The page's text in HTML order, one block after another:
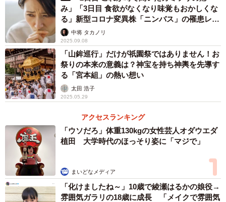
（笑）」と三浦さん。「今回のことも、いつも普段も、感
謝の気持ちでいっぱいです」
み」「3日目 食欲がなくなり味覚もおかしくな
る」新型コロナ変異株「ニンバス」の罹患レポ
ートが話題
中将 タカノリ
2025.09.08
「山鉾巡行」だけが祇園祭ではありません！お
祭りの本来の意義は？神宝を持ち神輿を先導す
る「宮本組」の熱い想い
太田 浩子
2025.05.29
アクセスランキング
「ウソだろ」体重130kgの女性芸人オダウエダ
植田 大学時代のほっそり姿に「マジで」
まいどなメディア
「化けましたね～」10歳で綾瀬はるかの娘役→
雰囲気ガラリの18歳に成長 「メイクで雰囲気